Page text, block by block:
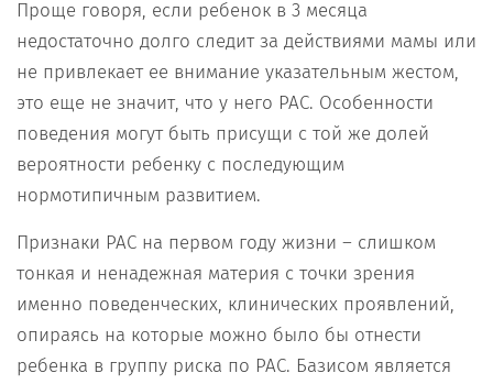
Проще говоря, если ребенок в 3 месяца
недостаточно долго следит за действиями мамы или
не привлекает ее внимание указательным жестом,
это еще не значит, что у него РАС. Особенности
поведения могут быть присущи с той же долей
вероятности ребенку с последующим
нормотипичным развитием.
Признаки РАС на первом году жизни – слишком
тонкая и ненадежная материя с точки зрения
именно поведенческих, клинических проявлений,
опираясь на которые можно было бы отнести
ребенка в группу риска по РАС. Базисом является